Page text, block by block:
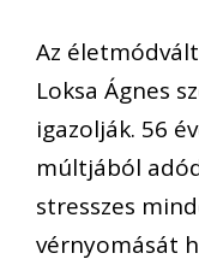
Az
Loksa Ágnes
igazolják. 56
múltjából
stresszes
vérnyomását